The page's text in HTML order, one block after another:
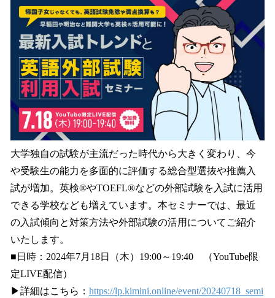
大学独自の試験が主流だった時代から大きく変わり、今
や受験生の能力を多面的に評価する総合型選抜や推薦入
試が増加。英検®やTOEFL®などの外部試験を入試に活用
できる学校なども増えています。本セミナーでは、最近
の入試傾向と対策方法や外部試験の活用についてご紹介
いたします。
■日時：2024年7月18日（木）19:00～19:40 （YouTube限
定LIVE配信）
▶詳細はこちら： https://lp.kimini.online/event/20240718_semi